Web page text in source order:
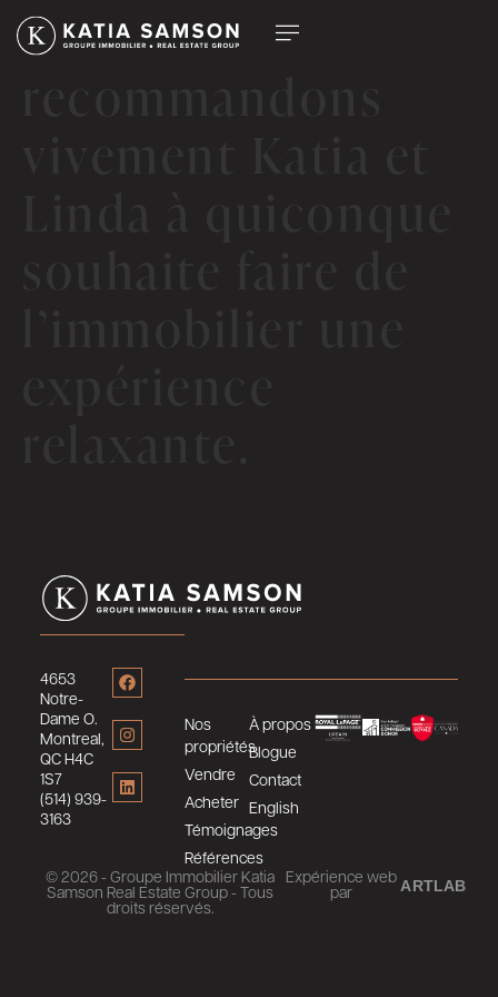
Nous
4653
Notre-
Dame O.
Montreal,
QC H4C
1S7
(514) 939-
3163
Nos
propriétés
Vendre
Acheter
Témoignages
Références
À propos
Blogue
Contact
English
© 2026 - Groupe Immobilier Katia
Samson Real Estate Group - Tous
droits réservés.
Expérience web
par ARTLAB